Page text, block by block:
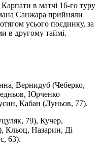
в матчі 16-го туру
Санжара прийняли
усього поєдинку, за
в другому таймі.
Вернидуб (Чеберко,
Юрченко
Кабан (Луньов, 77).
79), Кучер,
Кльоц, Назарин, Ді
63).